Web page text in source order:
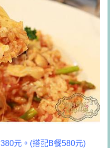
元。(搭配B餐580元)